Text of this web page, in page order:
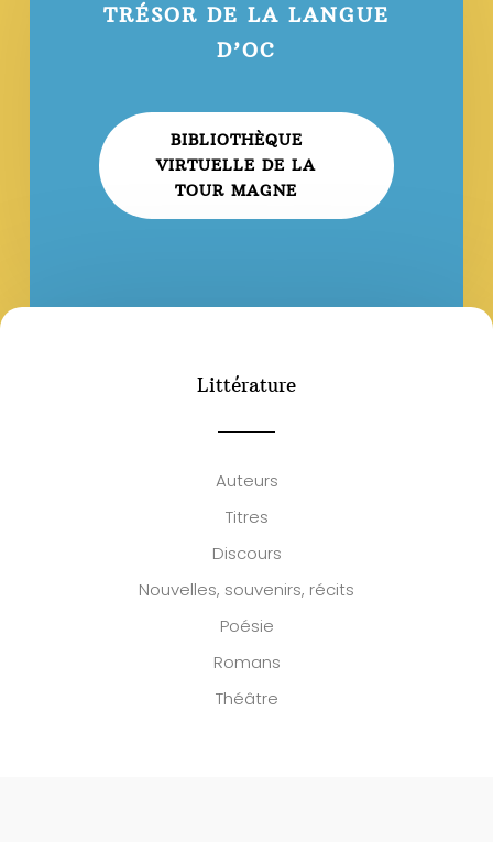
TRÉSOR DE LA LANGUE
D’OC
BIBLIOTHÈQUE
VIRTUELLE DE LA
TOUR MAGNE
Littérature
Auteurs
Titres
Discours
Nouvelles, souvenirs, récits
Poésie
Romans
Théâtre